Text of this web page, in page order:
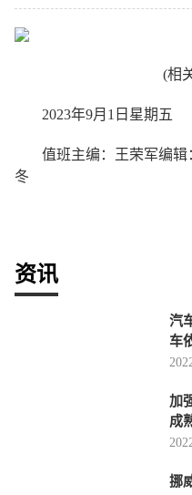
(相
2023年9月1日星期五
值班主编：王荣军编
冬
资讯
汽
车
加
成
挪